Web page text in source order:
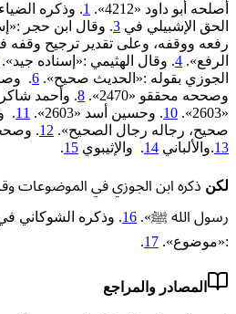
أصلحه أبو داود «4212». 1. وذكره الضياء
الحق الإشبيلي في 3. وقال ابن حجر
رفعه ووقفه، وعلى تقدير ترجيح وقفه
الرفع». 4. وقال الهثيمي :«إسناده جيد».
الجوزي بقوله :«الحديث صحيح». 6
.
وصححه محققو «2470».
8. وأحمد شاكر
«2603».
10. وحسين أسد «2603». 11
.
صحيح، رجاله رجال الصحيح». 12
.
13.والألباني 14. والإثيبوي 15
.
لكن ذكره ابن الجوزي في الموضوعات
رسول الله ﷺ». 16. وذكره الشوكاني في
:«موضوع». 17
.
المصادر والمراجع